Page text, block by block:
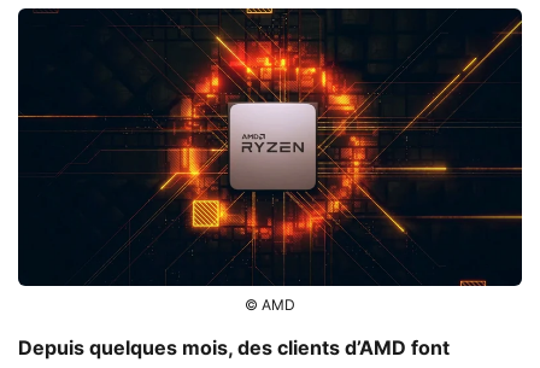
© AMD
Depuis quelques mois, des clients d’AMD font